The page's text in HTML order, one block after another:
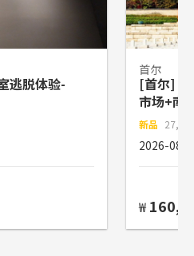
逃脱体验-
首尔
[首尔]
市场+南
新品
2026-08-
₩